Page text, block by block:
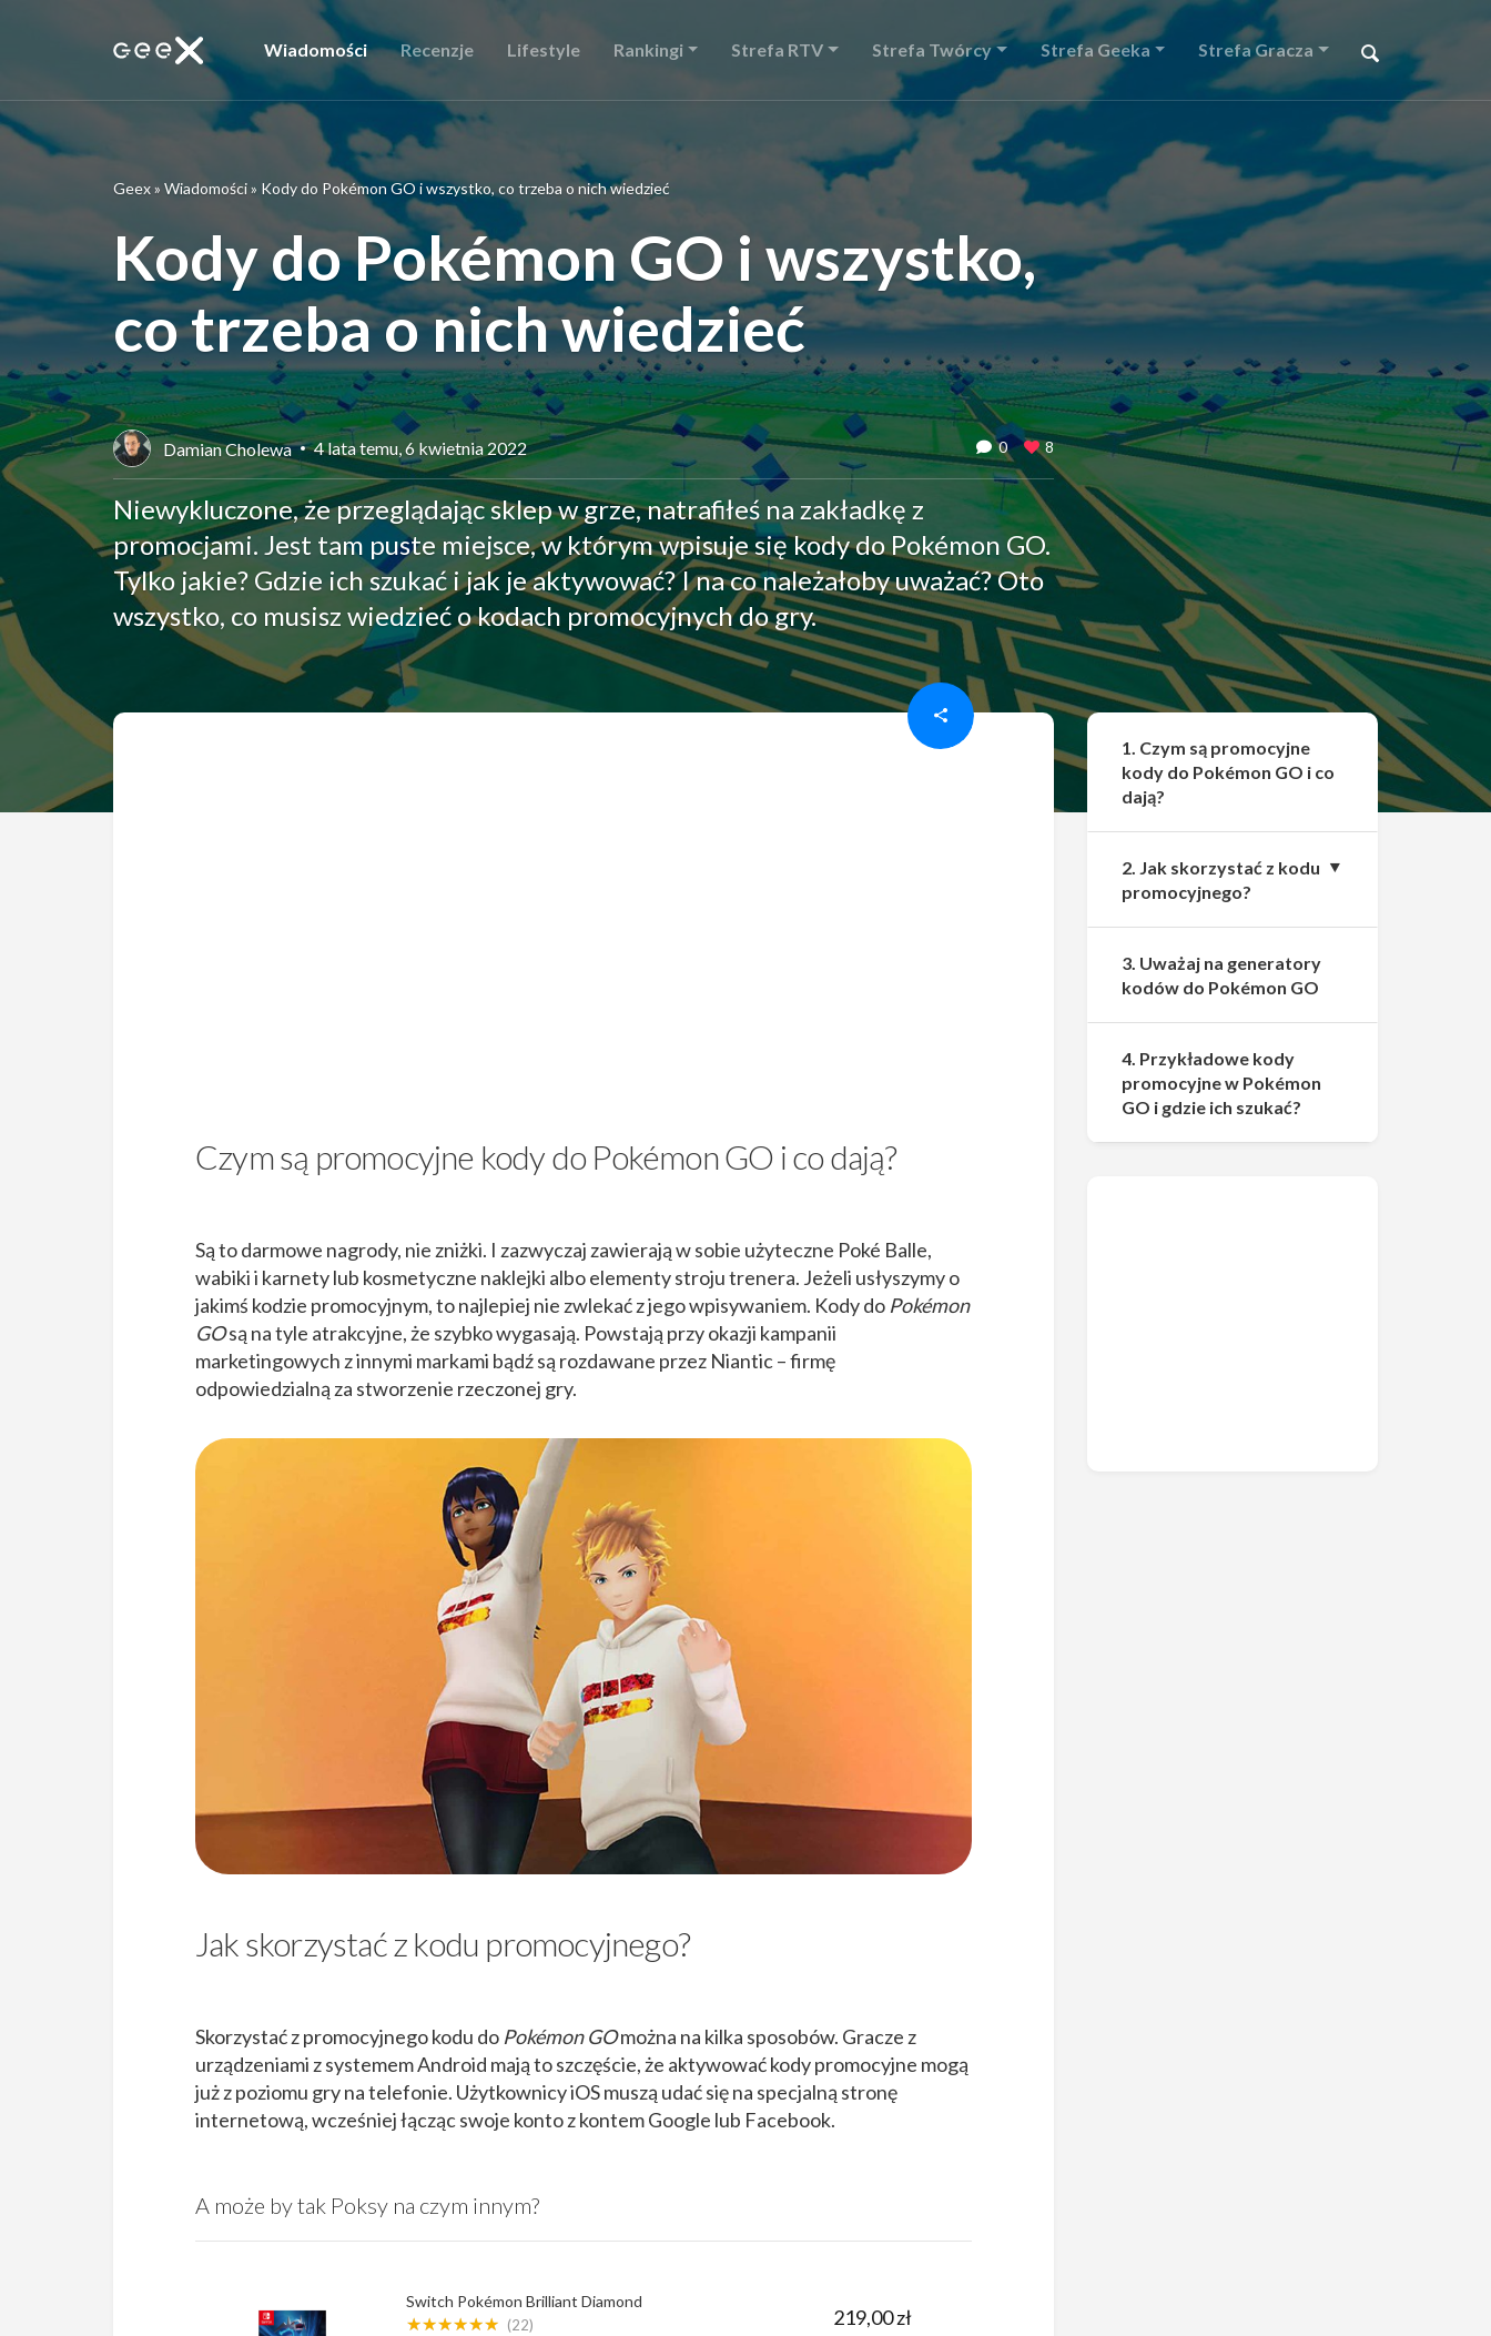
Wiadomości Recenzje Lifestyle Rankingi Strefa RTV Strefa Twórcy Strefa Geeka Strefa Gracza
Geex» Wiadomości» Kody do Pokémon GO i wszystko, co trzeba o nich wiedzieć
Kody do Pokémon GO i wszystko,
co trzeba o nich wiedzieć
Damian Cholewa 4 lata temu, 6 kwietnia 2022 0 8
Niewykluczone, że przeglądając sklep w grze, natrafiłeś na zakładkę z
promocjami. Jest tam puste miejsce, w którym wpisuje się kody do Pokémon GO.
Tylko jakie? Gdzie ich szukać i jak je aktywować? I na co należałoby uważać? Oto
wszystko, co musisz wiedzieć o kodach promocyjnych do gry.
Udostępnij
Czym są promocyjne kody do Pokémon GO i co dają?
Są to darmowe nagrody, nie zniżki. I zazwyczaj zawierają w sobie użyteczne Poké Balle,
wabiki i karnety lub kosmetyczne naklejki albo elementy stroju trenera. Jeżeli usłyszymy o
jakimś kodzie promocyjnym, to najlepiej nie zwlekać z jego wpisywaniem. Kody do Pokémon
GOsą na tyle atrakcyjne, że szybko wygasają. Powstają przy okazji kampanii
marketingowych z innymi markami bądź są rozdawane przez Niantic – firmę
odpowiedzialną za stworzenie rzeczonej gry.
Jak skorzystać z kodu promocyjnego?
Skorzystać z promocyjnego kodu doPokémon GOmożna na kilka sposobów. Gracze z
urządzeniami z systemem Android mają to szczęście, że aktywować kody promocyjne mogą
już z poziomu gry na telefonie. Użytkownicy iOS muszą udać się na specjalną stronę
internetową, wcześniej łącząc swoje konto z kontem Google lub Facebook.
A może by tak Poksy na czym innym?
Switch Pokémon Brilliant Diamond
★★★★★★ (22) 219,00 zł
1. Czym są promocyjne
kody do Pokémon GO i co
dają?
2. Jak skorzystać z kodu
promocyjnego?
3. Uważaj na generatory
kodów do Pokémon GO
4. Przykładowe kody
promocyjne w Pokémon
GO i gdzie ich szukać?